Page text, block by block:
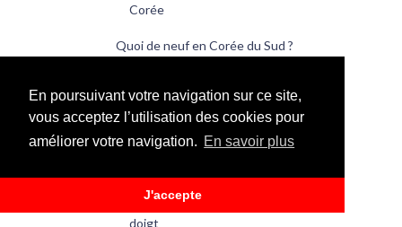
En poursuivant votre navigation sur ce site,
vous acceptez l’utilisation des cookies pour
améliorer votre navigation. En savoir plus
J'accepte
Corée
Quoi de neuf en Corée du Sud ?
Éléphants
Le 3 mars est le jour de la poitrine
Du pouce à l’index, il n’y a qu’un
doigt